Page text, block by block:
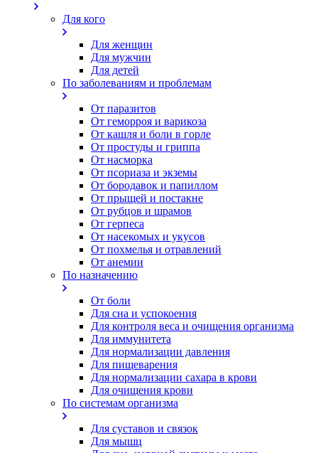
Для кого
Для женщин
Для мужчин
Для детей
По заболеваниям и проблемам
От паразитов
Oт геморроя и варикоза
От кашля и боли в горле
От простуды и гриппа
От насморка
Oт псориаза и экземы
От бородавок и папиллом
От прыщей и постакне
От рубцов и шрамов
От герпеса
От насекомых и укусов
От похмелья и отравлений
От анемии
По назначению
От боли
Для сна и успокоения
Для контроля веса и очищения организма
Для иммунитета
Для нормализации давления
Для пищеварения
Для нормализации сахара в крови
Для очищения крови
По системам организма
Для суставов и связок
Для мышц